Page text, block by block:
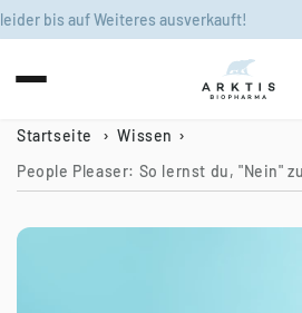
Zum Inhalt
springen
auf Weiteres ausverkauft!
Startseite
Wissen
People Pleaser: So lernst du, "Nein"